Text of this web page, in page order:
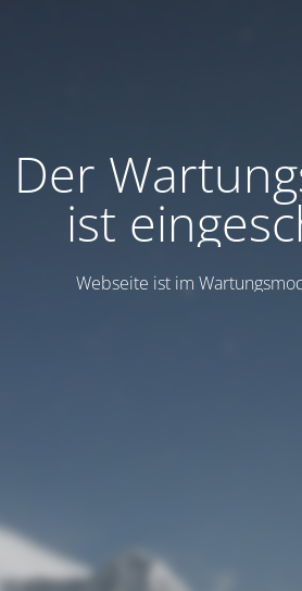
Der
ist
Webseite ist im